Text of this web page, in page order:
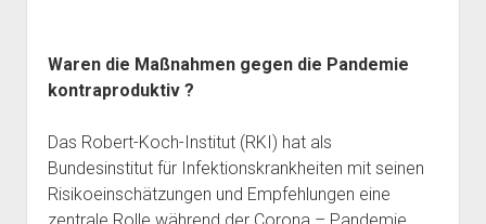
Waren die Maßnahmen gegen die Pandemie
kontraproduktiv ?
Das Robert-Koch-Institut (RKI) hat als
Bundesinstitut für Infektionskrankheiten mit seinen
Risikoeinschätzungen und Empfehlungen eine